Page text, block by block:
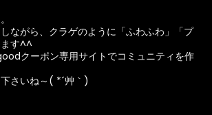
ながら、クラゲのように「ふわふわ」「プ
ます^^
クーポン専用サイトでコミュニティを作
さいね～( *´艸｀)